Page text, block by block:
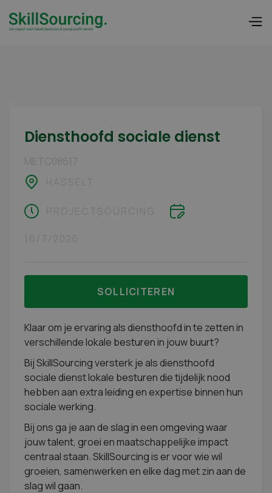
Diensthoofd sociale dienst
METC08617
SOLLICITEREN
Klaar om je ervaring als diensthoofd in te zetten in
verschillende lokale besturen in jouw buurt?
Bij SkillSourcing versterk je als diensthoofd
sociale dienst lokale besturen die tijdelijk nood
hebben aan extra leiding en expertise binnen hun
sociale werking.
Bij ons ga je aan de slag in een omgeving waar
jouw talent, groei en maatschappelijke impact
centraal staan. SkillSourcing is er voor wie wil
groeien, samenwerken en elke dag met zin aan de
slag wil gaan.